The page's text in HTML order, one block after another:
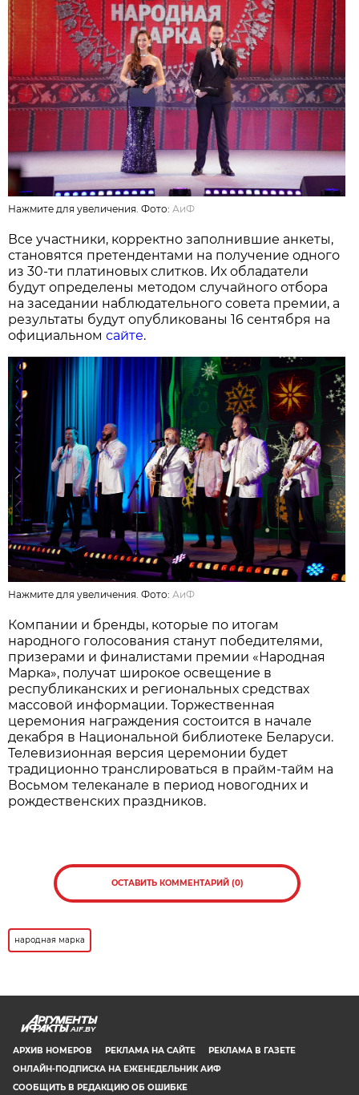
Нажмите для увеличения. Фото:АиФ
Все участники, корректно заполнившие анкеты,
становятся претендентами на получение одного
из 30-ти платиновых слитков. Их обладатели
будут определены методом случайного отбора
на заседании наблюдательного совета премии, а
результаты будут опубликованы 16 сентября на
официальномсайте.
Нажмите для увеличения. Фото:АиФ
Компании и бренды, которые по итогам
народного голосования станут победителями,
призерами и финалистами премии «Народная
Марка», получат широкое освещение в
республиканских и региональных средствах
массовой информации. Торжественная
церемония награждения состоится в начале
декабря в Национальной библиотеке Беларуси.
Телевизионная версия церемонии будет
традиционно транслироваться в прайм-тайм на
Восьмом телеканале в период новогодних и
рождественских праздников.
ОСТАВИТЬ КОММЕНТАРИЙ (0)
народная марка
AIF.BY
АРХИВ НОМЕРОВ РЕКЛАМА НА САЙТЕ
РЕКЛАМА В ГАЗЕТЕ
ОНЛАЙН-ПОДПИСКА НА ЕЖЕНЕДЕЛЬНИК АИФ
СООБЩИТЬ В РЕДАКЦИЮ ОБ ОШИБКЕ